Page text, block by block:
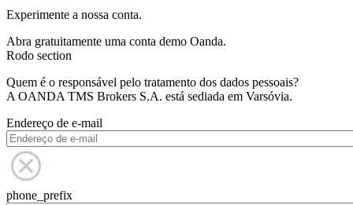
Experimente a nossa conta.
Abra gratuitamente uma conta demo Oanda.
Rodo section
Quem é o responsável pelo tratamento dos dados pessoais?
A OANDA TMS Brokers S.A. está sediada em Varsóvia.
Endereço de e-mail
phone_prefix